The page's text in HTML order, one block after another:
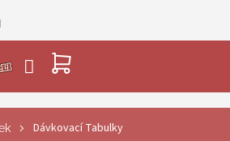
NÁKUPNÍ
KOŠÍK
Dávkovací Tabulky